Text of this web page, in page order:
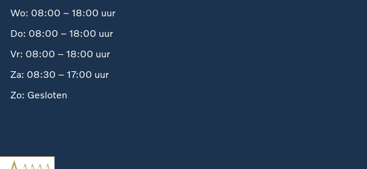
Wo: 08:00 – 18:00 uur
Do: 08:00 – 18:00 uur
Vr: 08:00 – 18:00 uur
Za: 08:30 – 17:00 uur
Zo: Gesloten